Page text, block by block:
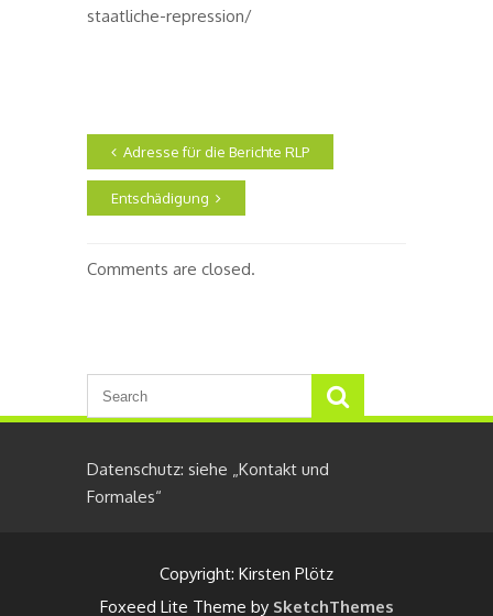
staatliche-repression/
Adresse für die Berichte RLP
Entschädigung
Comments are closed.
Datenschutz: siehe „Kontakt und
Formales“
Copyright: Kirsten Plötz
Foxeed Lite Theme by SketchThemes